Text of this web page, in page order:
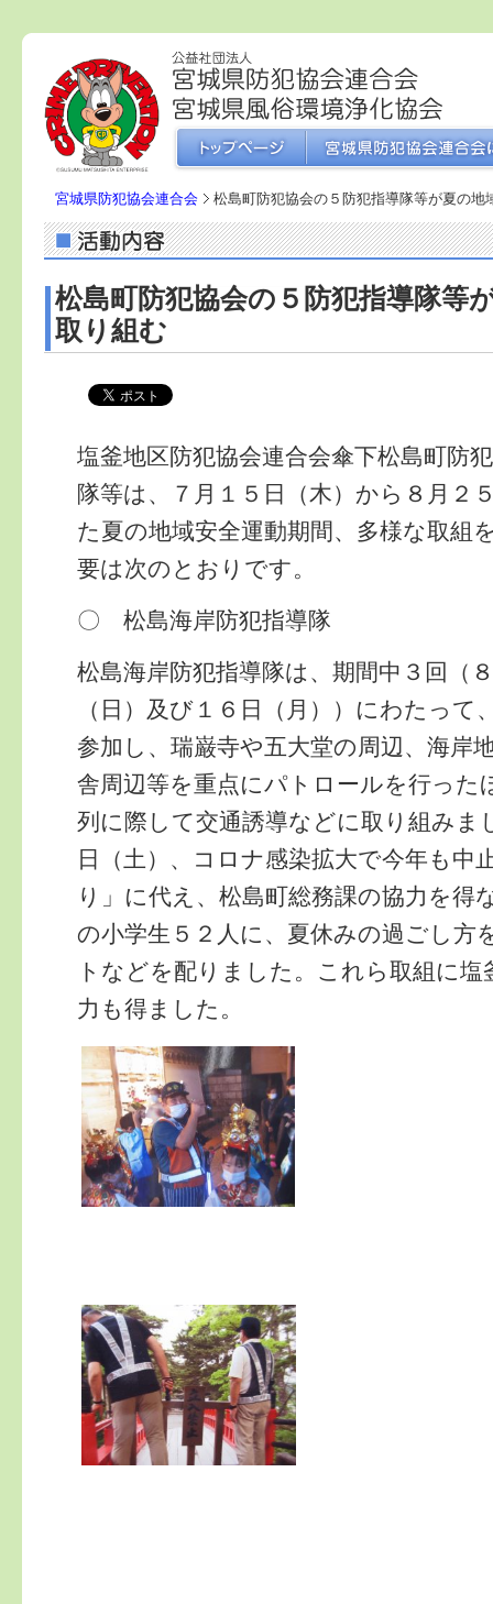
宮城県防犯協会連合会 松島町防犯協会の５防犯指導隊等が夏の地
松島町防犯協会の５防犯指導隊等
取り組む
塩釜地区防犯協会連合会傘下松島町防
隊等は、７月１５日（木）から８月２
た夏の地域安全運動期間、多様な取組
要は次のとおりです。
〇 松島海岸防犯指導隊
松島海岸防犯指導隊は、期間中３回（
（日）及び１６日（月））にわたって
参加し、瑞巌寺や五大堂の周辺、海岸
舎周辺等を重点にパトロールを行った
列に際して交通誘導などに取り組みま
日（土）、コロナ感染拡大で今年も中
り」に代え、松島町総務課の協力を得
の小学生５２人に、夏休みの過ごし方
トなどを配りました。これら取組に塩
力も得ました。